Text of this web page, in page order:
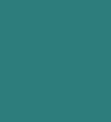
Инструменты для
Мгновенная